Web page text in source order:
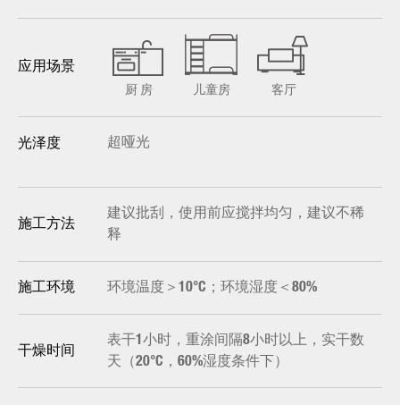
应用场景
厨 房 儿童房 客厅
光泽度 超哑光
施工方法
建议批刮，使用前应搅拌均匀，建议不稀
释
施工环境 环境温度＞10°C；环境湿度＜80%
干燥时间
表干1小时，重涂间隔8小时以上，实干数
天（20°C，60%湿度条件下）